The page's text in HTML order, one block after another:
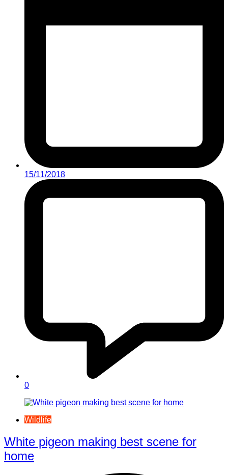
15/11/2018
0
Wildlife
White pigeon making best scene for
home